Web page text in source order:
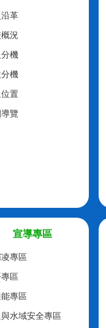
革
況
機
機
置
覽
宣導專區
專區
區
專區
水域安全專區